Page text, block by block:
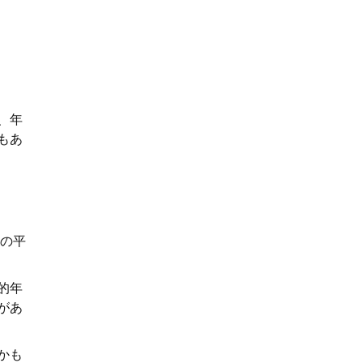
年
あ
平
年
あ
も